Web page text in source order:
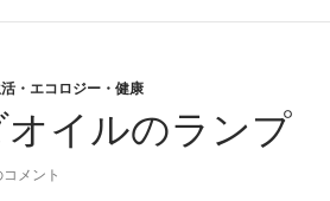
・エコロジー・健康
イルのランプ
メント